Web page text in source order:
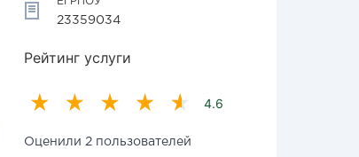
23359034
Рейтинг услуги
4.6
Оценили 2 пользователей